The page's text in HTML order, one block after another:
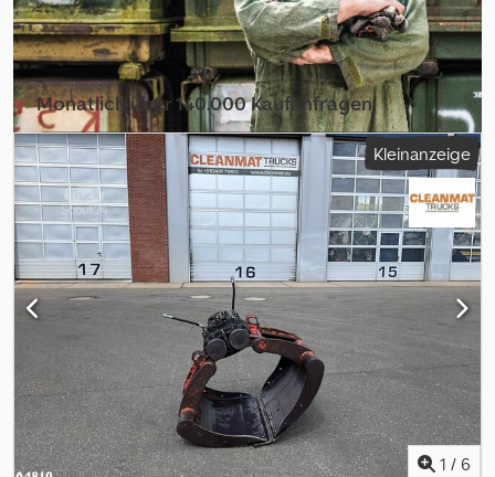
Monatlich über 140.000 Kaufanfragen
Händlerpaket auswählen Kleinanzeige
1 / 6